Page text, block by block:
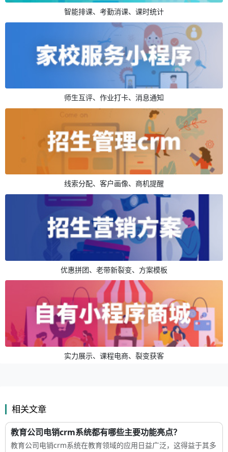
智能排课、考勤消课、课时统计
师生互评、作业打卡、消息通知
线索分配、客户画像、商机提醒
优惠拼团、老带新裂变、方案模板
实力展示、课程电商、裂变获客
相关文章
教育公司电销crm系统都有哪些主要功能亮点？
教育公司电销crm系统在教育领域的应用日益广泛，这得益于其多